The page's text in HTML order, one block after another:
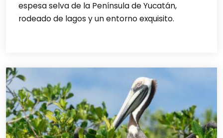
espesa selva de la Península de Yucatán,
rodeado de lagos y un entorno exquisito.